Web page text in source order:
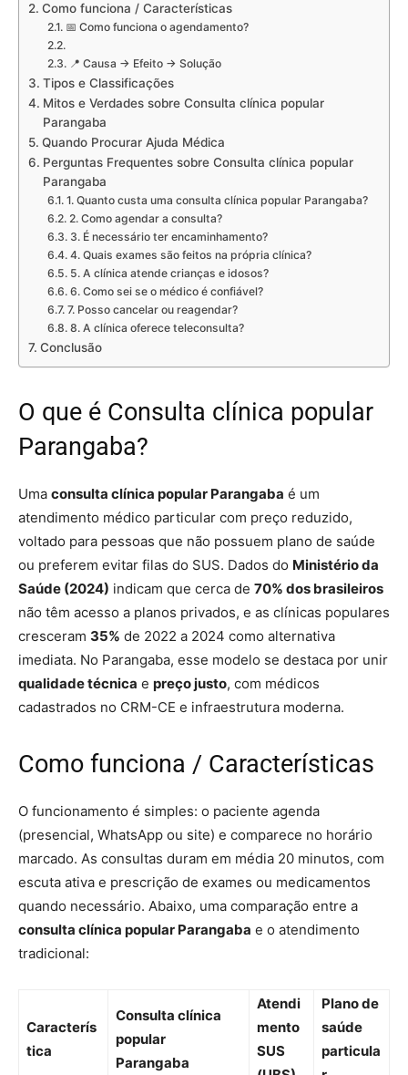
Como funciona / Características
📅 Como funciona o agendamento?
📍 Causa → Efeito → Solução
Tipos e Classificações
Mitos e Verdades sobre Consulta clínica popular
Parangaba
Quando Procurar Ajuda Médica
Perguntas Frequentes sobre Consulta clínica popular
Parangaba
1. Quanto custa uma consulta clínica popular Parangaba?
2. Como agendar a consulta?
3. É necessário ter encaminhamento?
4. Quais exames são feitos na própria clínica?
5. A clínica atende crianças e idosos?
6. Como sei se o médico é confiável?
7. Posso cancelar ou reagendar?
8. A clínica oferece teleconsulta?
Conclusão
O que é Consulta clínica popular
Parangaba?
Uma consulta clínica popular Parangaba é um
atendimento médico particular com preço reduzido,
voltado para pessoas que não possuem plano de saúde
ou preferem evitar filas do SUS. Dados do Ministério da
Saúde (2024) indicam que cerca de 70% dos brasileiros
não têm acesso a planos privados, e as clínicas populares
cresceram 35% de 2022 a 2024 como alternativa
imediata. No Parangaba, esse modelo se destaca por unir
qualidade técnica e preço justo, com médicos
cadastrados no CRM-CE e infraestrutura moderna.
Como funciona / Características
O funcionamento é simples: o paciente agenda
(presencial, WhatsApp ou site) e comparece no horário
marcado. As consultas duram em média 20 minutos, com
escuta ativa e prescrição de exames ou medicamentos
quando necessário. Abaixo, uma comparação entre a
consulta clínica popular Parangaba e o atendimento
tradicional:
Caracterís
tica
Consulta clínica
popular
Parangaba
Atendi
mento
SUS
Plano de
saúde
particula